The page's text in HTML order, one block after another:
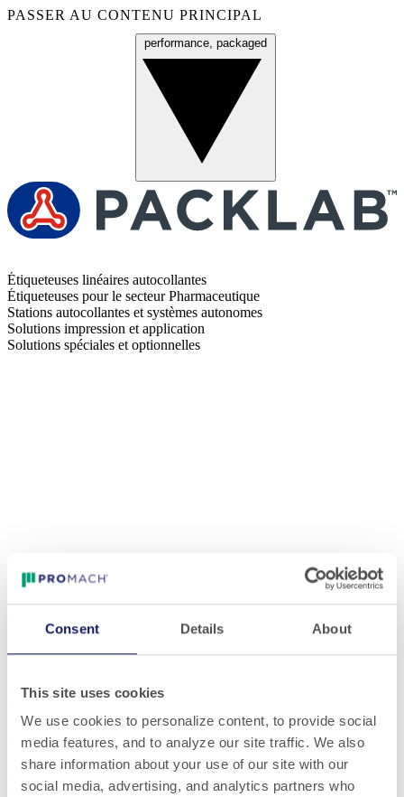
Consent Details About
This site uses cookies
We use cookies to personalize content, to provide social
media features, and to analyze our site traffic. We also
share information about your use of our site with our
social media, advertising, and analytics partners who
PASSER AU CONTENU PRINCIPAL
performance, packaged
Étiqueteuses linéaires autocollantes
Étiqueteuses pour le secteur Pharmaceutique
Stations autocollantes et systèmes autonomes
Solutions impression et application
Solutions spéciales et optionnelles
SALONS ET ÉVÉNEMENTS À VENIR
SALON
PPMA
Rejoignez-nous22 sept. 2026-24 sept. 2026
SALON